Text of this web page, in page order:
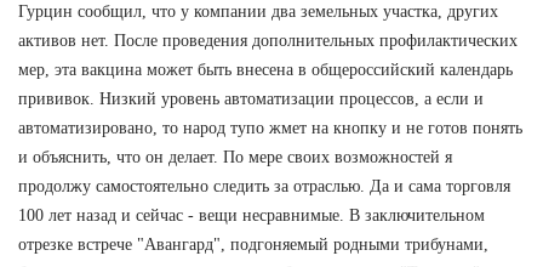
Гурцин сообщил, что у компании два земельных участка, других
активов нет. После проведения дополнительных профилактических
мер, эта вакцина может быть внесена в общероссийский календарь
прививок. Низкий уровень автоматизации процессов, а если и
автоматизировано, то народ тупо жмет на кнопку и не готов понять
и объяснить, что он делает. По мере своих возможностей я
продолжу самостоятельно следить за отраслью. Да и сама торговля
100 лет назад и сейчас - вещи несравнимые. В заключительном
отрезке встрече "Авангард", подгоняемый родными трибунами,